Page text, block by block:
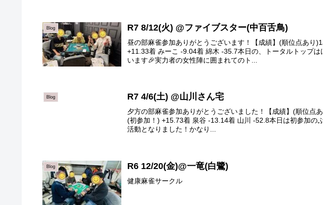
Blog R7 8/12(火) @ファイブスター(中百舌鳥)
昼の部麻雀参加ありがとうございます！【成績】(順位点あり
+11.33着 みーこ -9.04着 綿木 -35.7本日の、トータルトップ
います🎉実力者の女性陣に囲まれてのト...
Blog R7 4/6(土) @山川さん宅
夕方の部麻雀参加ありがとうございました！【成績】(順位点
(初参加！) +15.73着 泉谷 -13.14着 山川 -52.8本日は初参加の
活動となりました！かなり...
Blog R6 12/20(金)@一竜(白鷺)
健康麻雀サークル